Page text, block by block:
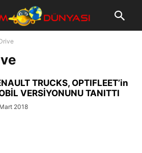
TRUCKS, OPTIFLEET’in
VERSİYONUNU TANITTI
2018